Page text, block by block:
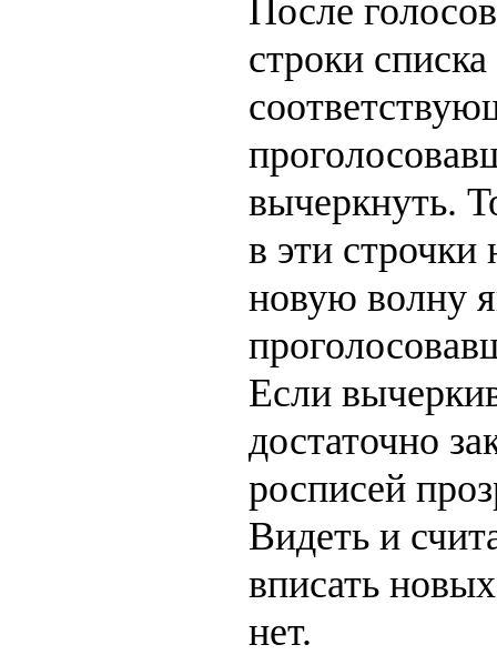
После
строки
вычеркнуть.
в эти строчки
новую волну
Если
достаточно
росписей
Видеть и
вписать
нет.